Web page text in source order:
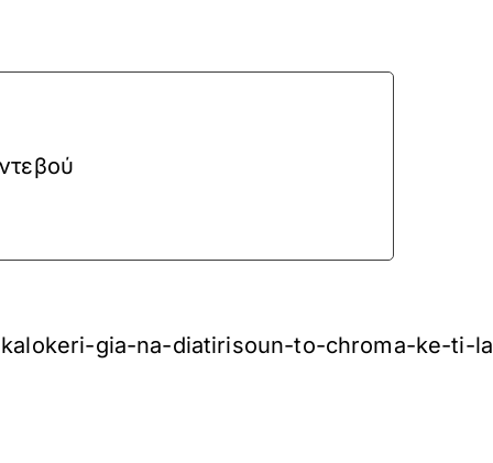
gia-na-diatirisoun-to-chroma-ke-ti-